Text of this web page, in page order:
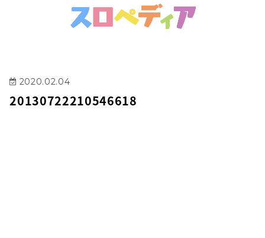
2020.02.04
20130722210546618